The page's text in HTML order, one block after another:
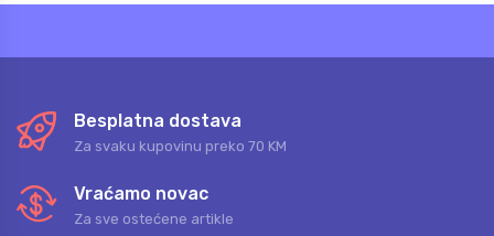
Besplatna dostava
Za svaku kupovinu preko 70 KM
Vraćamo novac
Za sve ostećene artikle